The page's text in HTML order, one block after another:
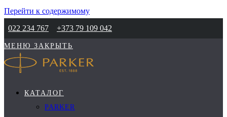
Перейти к содержимому
022 234 767
+373 79 109 042
МЕНЮ ЗАКРЫТЬ
КАТАЛОГ
PARKER